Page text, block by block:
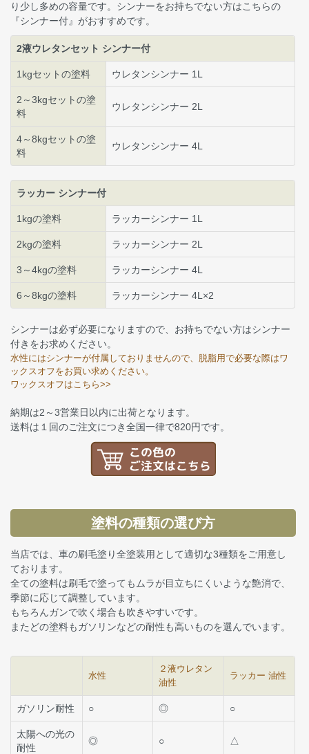
り少し多めの容量です。シンナーをお持ちでない方はこちらの
『シンナー付』がおすすめです。
2液ウレタンセット シンナー付
1kgセットの塗料 ウレタンシンナー 1L
2～3kgセットの塗
料
ウレタンシンナー 2L
4～8kgセットの塗
料
ウレタンシンナー 4L
ラッカー シンナー付
1kgの塗料 ラッカーシンナー 1L
2kgの塗料 ラッカーシンナー 2L
3～4kgの塗料 ラッカーシンナー 4L
6～8kgの塗料 ラッカーシンナー 4L×2
シンナーは必ず必要になりますので、お持ちでない方はシンナー
付きをお求めください。
水性にはシンナーが付属しておりませんので、脱脂用で必要な際はワ
ックスオフをお買い求めください。
ワックスオフはこちら>>
納期は2～3営業日以内に出荷となります。
送料は１回のご注文につき全国一律で820円です。
塗料の種類の選び方
当店では、車の刷毛塗り全塗装用として適切な3種類をご用意し
ております。
全ての塗料は刷毛で塗ってもムラが目立ちにくいような艶消で、
季節に応じて調整しています。
もちろんガンで吹く場合も吹きやすいです。
またどの塗料もガソリンなどの耐性も高いものを選んでいます。
水性
２液ウレタン
油性
ラッカー 油性
ガソリン耐性 ○ ◎ ○
太陽への光の
耐性
◎ ○ △